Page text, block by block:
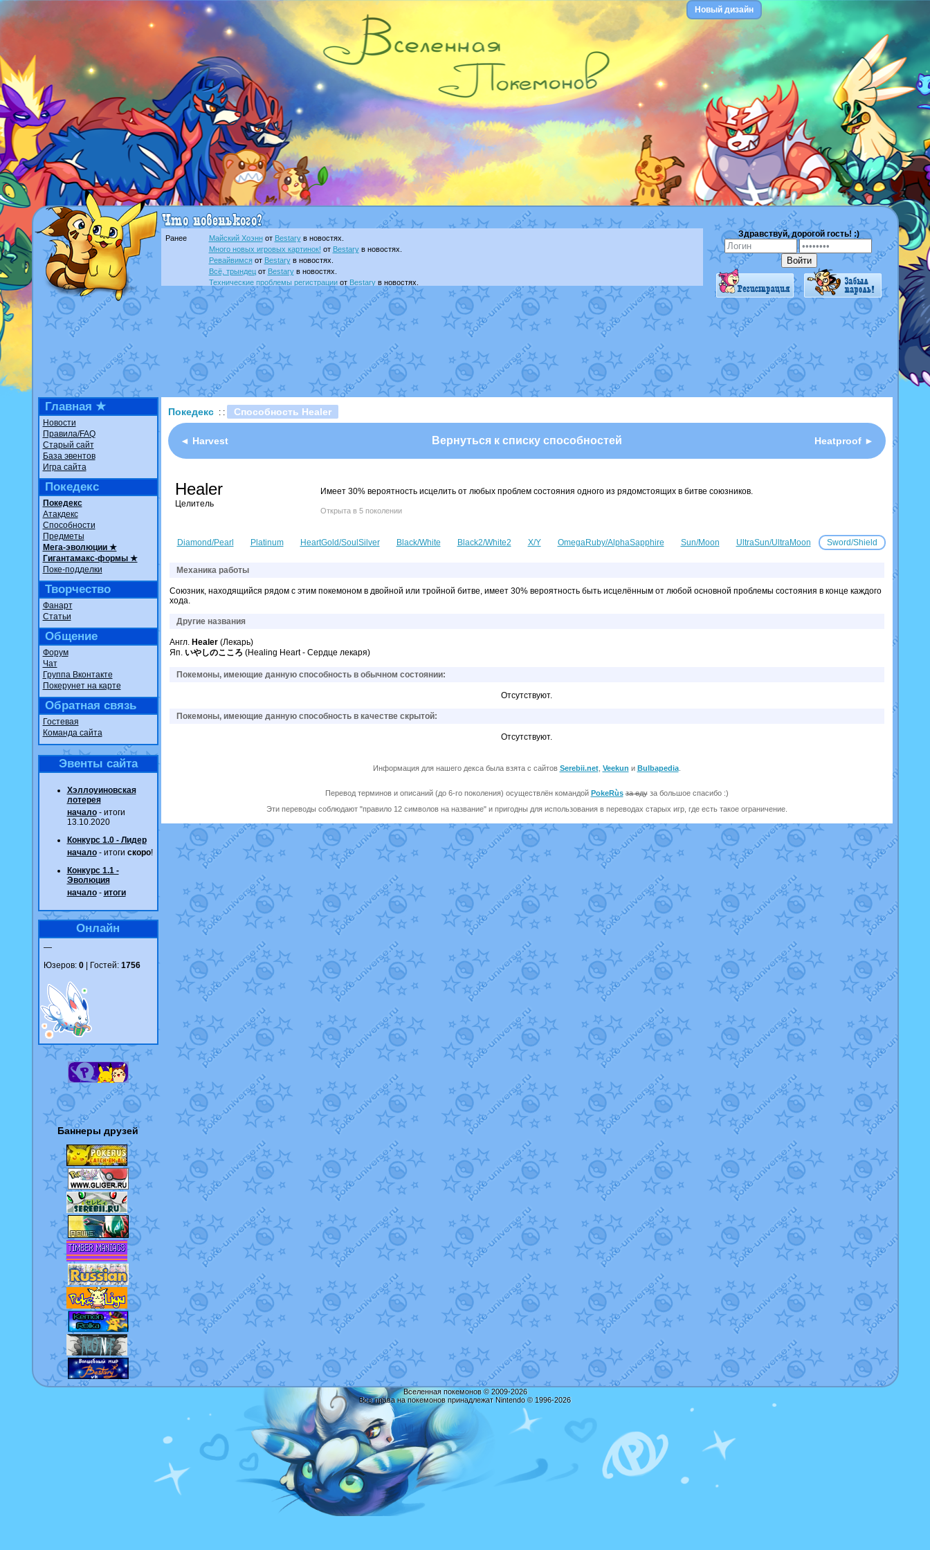
Новый дизайн
Ранее Майский Хоэннот Bestaryв новостях.
Много новых игровых картинок! от Bestaryв новостях.
Ревайвимсяот Bestaryв новостях.
Всё, трындецот Bestaryв новостях.
Технические проблемы регистрацииот Bestaryв новостях.
доброе утро славянеот Dakkuв фанарте.
Йолда и МимикьюотMavisNyanCat
в фанарте.
Недовольный котомангуст
отRandomon
в фанарте.
The Dark Wishmakerот Randomon
в фанарте.
в фанарте.
ilovearceus
Raging Boltот GraceDaFox
в фанарте.
Shadow mismagiusот
в фанарте.
художник
отvicavica в фанарте.
Здравствуй, дорогой гость! :)
Главная ★
Новости
Правила/FAQ
Старый сайт
База эвентов
Игра сайта
Покедекс
Покедекс
Атакдекс
Способности
Предметы
Мега-эволюции ★
Гигантамакс-формы ★
Поке-подделки
Творчество
Фанарт
Статьи
Общение
Форум
Чат
Группа Вконтакте
Покерунет на карте
Обратная связь
Гостевая
Команда сайта
Эвенты сайта
Хэллоуиновская
лотерея
начало- итоги
13.10.2020
Конкурс 1.0 - Лидер
начало- итоги скоро!
Конкурс 1.1 -
Эволюция
начало- итоги
Онлайн
—
Юзеров: 0| Гостей: 1756
Баннеры друзей
Покедекс : : Способность Healer
◄ Harvest Вернуться к списку способностей Heatproof ►
Healer
Целитель
Имеет 30% вероятность исцелить от любых проблем состояния одного из рядомстоящих в битве союзников.
Открыта в 5 поколении
Diamond/Pearl Platinum HeartGold/SoulSilver Black/White Black2/White2 X/Y OmegaRuby/AlphaSapphire Sun/Moon UltraSun/UltraMoon Sword/Shield
Механика работы
Союзник, находящийся рядом с этим покемоном в двойной или тройной битве, имеет 30% вероятность быть исцелённым от любой основной проблемы состояния в конце каждого
хода.
Другие названия
Англ. Healer(Лекарь)
Яп. いやしのこころ (Healing Heart - Сердце лекаря)
Покемоны, имеющие данную способность в обычном состоянии:
Отсутствуют.
Покемоны, имеющие данную способность в качестве скрытой:
Отсутствуют.
Информация для нашего декса была взята с сайтов Serebii.net, Veekun и Bulbapedia.
Перевод терминов и описаний (до 6-го поколения) осуществлён командой PokeRùs за едуза большое спасибо :)
Эти переводы соблюдают "правило 12 символов на название" и пригодны для использования в переводах старых игр, где есть такое ограничение.
Вселенная покемонов © 2009-2026
Все права на покемонов принадлежат Nintendo © 1996-2026